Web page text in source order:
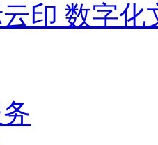
印 数字化